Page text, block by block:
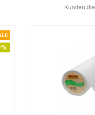
Kunden